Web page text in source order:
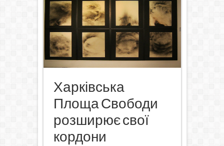
Харківська
Площа Свободи
розширює свої
кордони